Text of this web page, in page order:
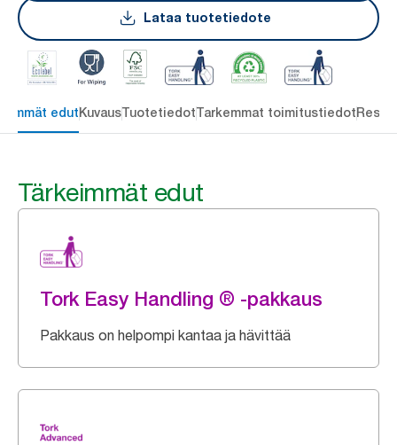
Lataa tuotetiedote
edutKuvausTuotetiedotTarkemmat toimitustiedot
Tärkeimmät edut
Tork Easy Handling ® -pakkaus
Pakkaus on helpompi kantaa ja hävittää